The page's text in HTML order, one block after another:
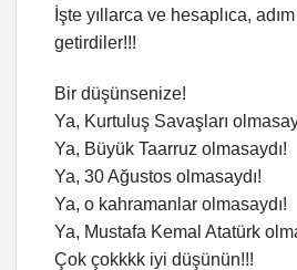
İşte yıllarca ve hesaplıca,
getirdiler!!!
Bir düşünsenize!
Ya, Kurtuluş Savaşları
Ya, Büyük Taarruz olmasaydı!
Ya, 30 Ağustos olmasaydı!
Ya, o kahramanlar olmasaydı!
Ya, Mustafa Kemal Atatürk
Çok çokkkk iyi düşünün!!!